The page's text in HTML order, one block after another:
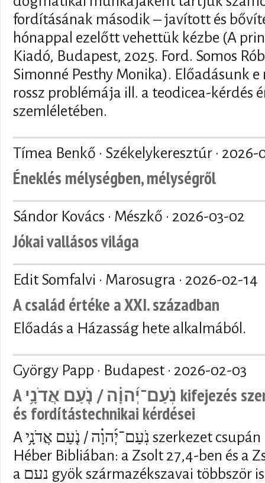
fordításának második – javított és
hónappal ezelőtt vehettük kézbe (A
Kiadó, Budapest, 2025. Ford. Somos
Simonné Pesthy Monika). Előadásunk
rossz problémája ill. a teodicea-kérdés
szemléletében.
Tímea Benkő · Székelykeresztúr · 2026-
Éneklés mélységben, mélységről
Sándor Kovács · Mészkő · 2026-03-02
Jókai vallásos világa
Edit Somfalvi · Marosugra · 2026-02-14
A család értéke a XXI. században
Előadás a Házasság hete alkalmából.
György Papp · Budapest · 2026-02-03
A נֹֽעַם־יְ֜הוָ֗ה / נֹ֤עַם אֲדֹנָ֥י kifejezés szemantikai, vallástörténeti
és fordítástechnikai kérdései
A נֹֽעַם־יְ֜הוָ֗ה / נֹ֤עַם אֲדֹנָ֥י szerkezet csupán kétszer fordul elő a
Héber Bibliában: a Zsolt 27,4-ben és a
a נעם gyök származékszavai többször is előfordulnak a Héber